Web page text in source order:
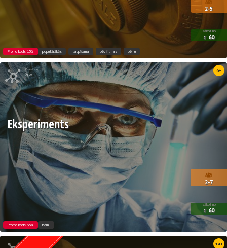
2-5
sākot no
€ 60
Promo kods 15% populārākās laupīšana pēc filmas bērnu
Kvests no
Xroom
6+
2-7
sākot no
€ 60
Eksperiments
Promo kods 35% bērnu
14+